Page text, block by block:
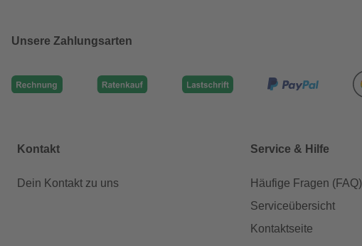
Unsere Zahlungsarten
Kontakt
Dein Kontakt zu uns
Service & Hilfe
Häufige Fragen (FAQ)
Serviceübersicht
Kontaktseite